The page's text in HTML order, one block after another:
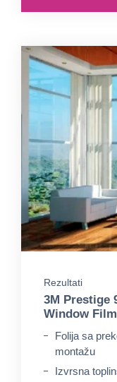
Rezultati
3M Prestige
Window Film
Folija sa
montažu
Izvrsna